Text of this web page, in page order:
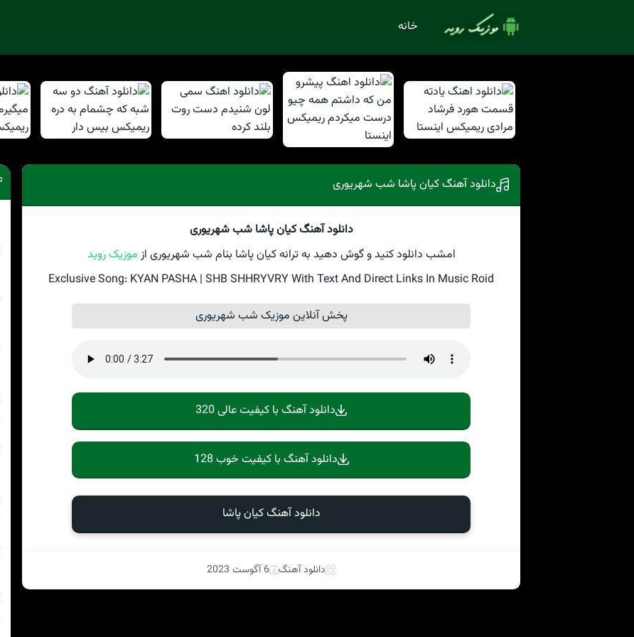
خانه
دانلود آهنگ کیان پاشا شب شهریوری
دانلود آهنگ کیان پاشا شب شهریوری
امشب دانلود کنید و گوش دهید به ترانه کیان پاشا بنام شب شهریوری از موزیک روید
Exclusive Song: KYAN PASHA | SHB SHHRYVRY With Text And Direct Links In Music Roid
پخش آنلاین موزیک شب شهریوری
دانلود آهنگ با کیفیت عالی 320
دانلود آهنگ با کیفیت خوب 128
دانلود آهنگ کیان پاشا
دانلود آهنگ 6 آگوست 2023